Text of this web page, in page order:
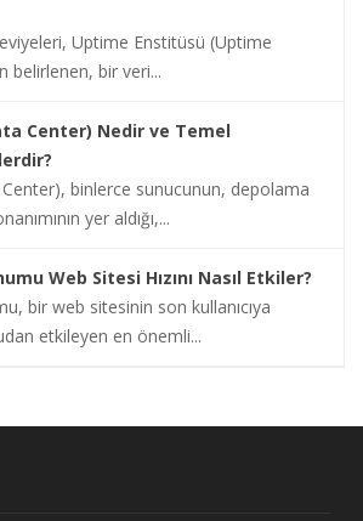
Uptime Enstitüsü (Uptime
belirlenen, bir veri...
Center) Nedir ve Temel
binlerce sunucunun, depolama
yer aldığı,...
Web Sitesi Hızını Nasıl Etkiler?
bir web sitesinin son kullanıcıya
etkileyen en önemli...